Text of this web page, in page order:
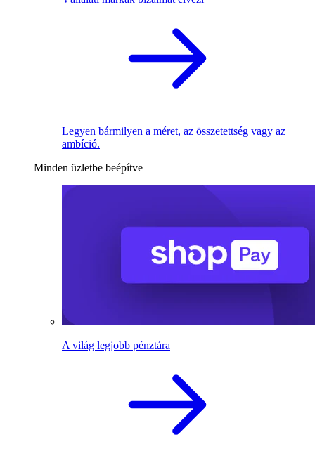
Legyen bármilyen a méret, az összetettség vagy az
ambíció.
Minden üzletbe beépítve
A világ legjobb pénztára